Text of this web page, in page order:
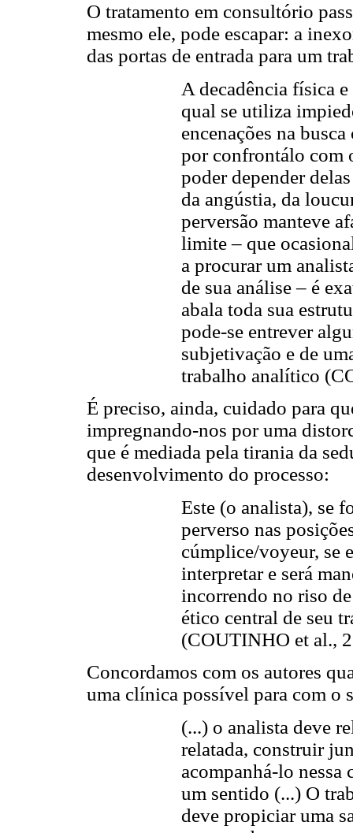
O tratamento em consultório
mesmo ele, pode escapar: a
das portas de entrada para um
A decadência física
qual se utiliza
encenações na
por confrontálo com
poder depender
da angústia, da
perversão manteve
limite – que
a procurar um
de sua análise – é
abala toda sua
pode-se entrever
subjetivação e de
trabalho analítico
É preciso, ainda, cuidado para
impregnando-nos por uma
que é mediada pela tirania da
desenvolvimento do processo:
Este (o analista), se
perverso nas
cúmplice/voyeur, se
interpretar e será
incorrendo no riso
ético central de seu
(COUTINHO et al.,
Concordamos com os autores
uma clínica possível para com o
(...) o analista deve
relatada, construir
acompanhá-lo nessa
um sentido (...) O
deve propiciar uma